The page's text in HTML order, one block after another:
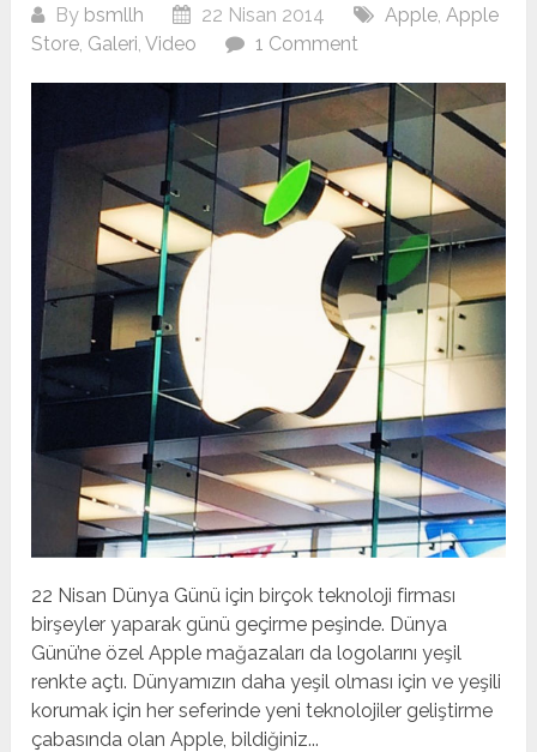
By bsmllh 22 Nisan 2014 Apple,Apple
Store, Galeri,Video 1 Comment
22 Nisan Dünya Günü için birçok teknoloji firması
birşeyler yaparak günü geçirme peşinde. Dünya
Günü’ne özel Apple mağazaları da logolarını yeşil
renkte açtı. Dünyamızın daha yeşil olması için ve yeşili
korumak için her seferinde yeni teknolojiler geliştirme
çabasında olan Apple, bildiğiniz...